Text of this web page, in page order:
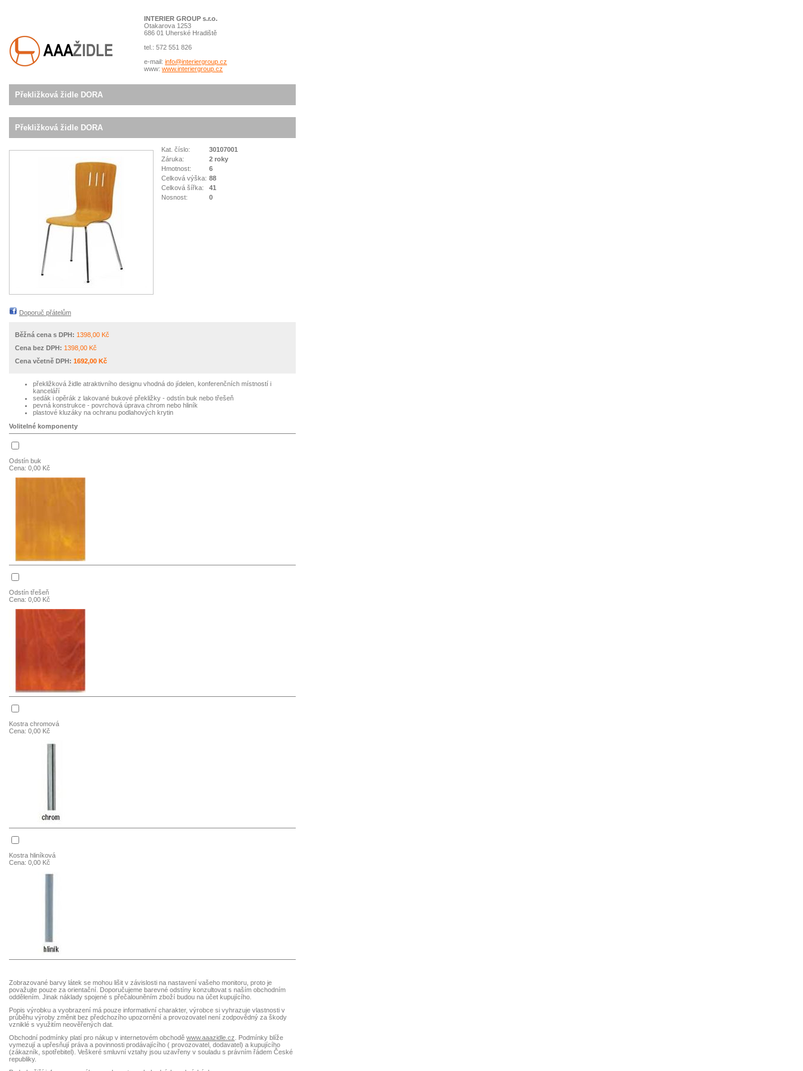
INTERIER GROUP s.r.o.
Otakarova 1253
686 01 Uherské Hradiště
tel.: 572 551 826
e-mail: info@interiergroup.cz
www: www.interiergroup.cz
Překližková židle DORA
Překližková židle DORA
Kat. číslo:
30107001
Záruka:
2 roky
Hmotnost:
6
Celková výška: 88
Celková šířka:
41
Nosnost:
0
Doporuč přátelům
Běžná cena s DPH: 1398,00 Kč
Cena bez DPH: 1398,00 Kč
Cena včetně DPH: 1692,00 Kč
překližková židle atraktivního designu vhodná do jídelen, konferenčních místností i
kanceláří
sedák i opěrák z lakované bukové překližky - odstín buk nebo třešeň
pevná konstrukce - povrchová úprava chrom nebo hliník
plastové kluzáky na ochranu podlahových krytin
Volitelné komponenty
Odstín buk
Cena: 0,00 Kč
Odstín třešeň
Cena: 0,00 Kč
Kostra chromová
Cena: 0,00 Kč
Kostra hliníková
Cena: 0,00 Kč
Zobrazované barvy látek se mohou lišit v závislosti na nastavení vašeho monitoru, proto je
považujte pouze za orientační. Doporučujeme barevné odstíny konzultovat s naším obchodním
oddělením. Jinak náklady spojené s přečalouněním zboží budou na účet kupujícího.
Popis výrobku a vyobrazení má pouze informativní charakter, výrobce si vyhrazuje vlastnosti v
průběhu výroby změnit bez předchozího upozornění a provozovatel není zodpovědný za škody
vzniklé s využitím neověřených dat.
Obchodní podmínky platí pro nákup v internetovém obchodě www.aaazidle.cz . Podmínky blíže
vymezují a upřesňují práva a povinnosti prodávajícího ( provozovatel, dodavatel) a kupujícího
(zákazník, spotřebitel). Veškeré smluvní vztahy jsou uzavřeny v souladu s právním řádem České
republiky.